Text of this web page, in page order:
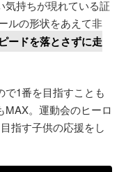
気持ちが現れている証
ルの形状をあえて非
ードを落とさずに走
で1番を目指すことも
MAX。運動会のヒーロ
指す子供の応援をし